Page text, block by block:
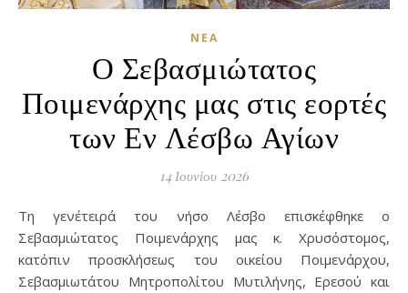
ΝΈΑ
Ο Σεβασμιώτατος
Ποιμενάρχης μας στις εορτές
των Εν Λέσβω Αγίων
14 Ιουνίου 2026
Τη γενέτειρά του νήσο Λέσβο επισκέφθηκε ο
Σεβασμιώτατος Ποιμενάρχης μας κ. Χρυσόστομος,
κατόπιν προσκλήσεως του οικείου Ποιμενάρχου,
Σεβασμιωτάτου Μητροπολίτου Μυτιλήνης, Ερεσού και